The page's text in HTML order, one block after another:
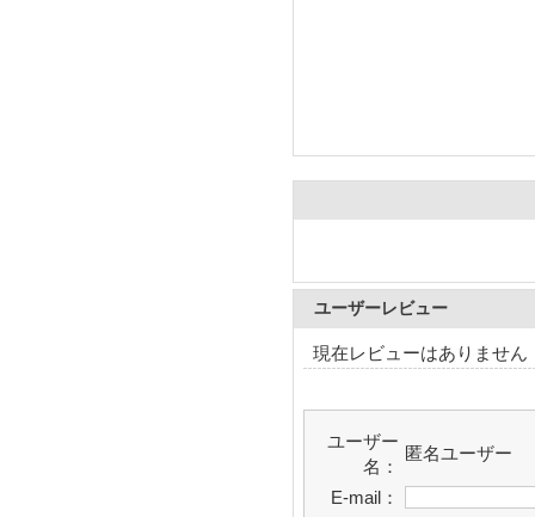
ユーザーレビュー
現在レビューはありません
ユーザー
名：
匿名ユーザー
E-mail：